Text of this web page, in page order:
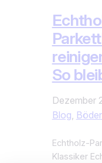
So
Dezember
Blog,
Echtholz-
Klassiker